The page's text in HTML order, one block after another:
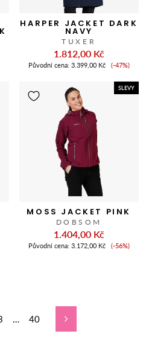
HARPER JACKET DARK
NAVY
TUXER
1.812,00 Kč
Původní cena: 3.399,00 Kč
Cena
(-47%)
SLEVY
MOSS JACKET PINK
DOBSOM
1.404,00 Kč
Původní cena: 3.172,00 Kč
Cena
(-56%)
… 40 další